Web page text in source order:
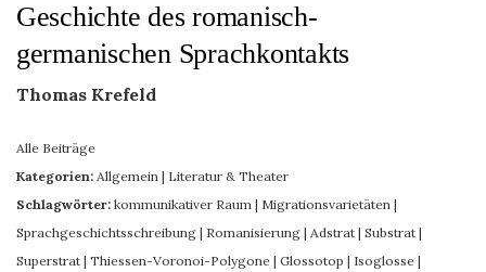
zum
Geschichte des romanisch-
germanischen Sprachkontakts
Thomas Krefeld
Alle Beiträge
Kategorien: Allgemein | Literatur & Theater
Schlagwörter: kommunikativer Raum | Migrationsvarietäten |
Sprachgeschichtsschreibung | Romanisierung | Adstrat | Substrat |
Superstrat | Thiessen-Voronoi-Polygone | Glossotop | Isoglosse |